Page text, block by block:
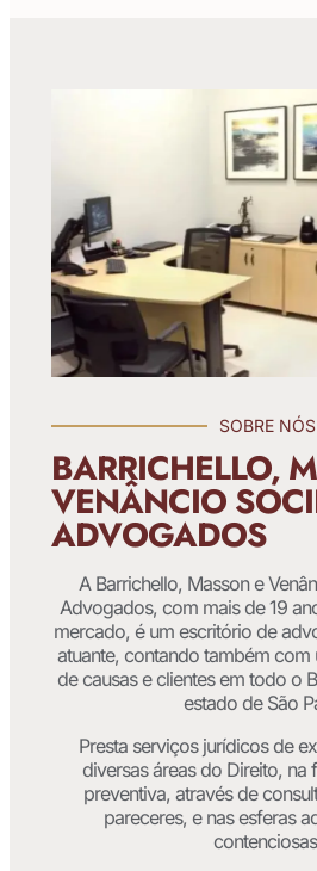
SOBRE NÓS
BARRICHELLO,
VENÂNCIO
ADVOGADOS
A Barrichello, Masson e
Advogados, com mais de 19
mercado, é um escritório de
atuante, contando também
de causas e clientes em todo o
estado de São
Presta serviços jurídicos de
diversas áreas do Direito, na
preventiva, através de
pareceres, e nas esferas